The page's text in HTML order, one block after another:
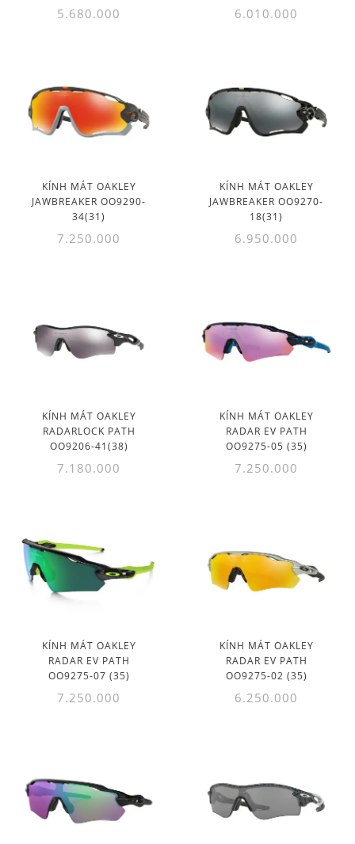
5.680.000 6.010.000
KÍNH MÁT OAKLEY
JAWBREAKER OO9290-
34(31)
7.250.000
KÍNH MÁT OAKLEY
JAWBREAKER OO9270-
18(31)
6.950.000
KÍNH MÁT OAKLEY
RADARLOCK PATH
OO9206-41(38)
7.180.000
KÍNH MÁT OAKLEY
RADAR EV PATH
OO9275-05 (35)
7.250.000
KÍNH MÁT OAKLEY
RADAR EV PATH
OO9275-07 (35)
7.250.000
KÍNH MÁT OAKLEY
RADAR EV PATH
OO9275-02 (35)
6.250.000